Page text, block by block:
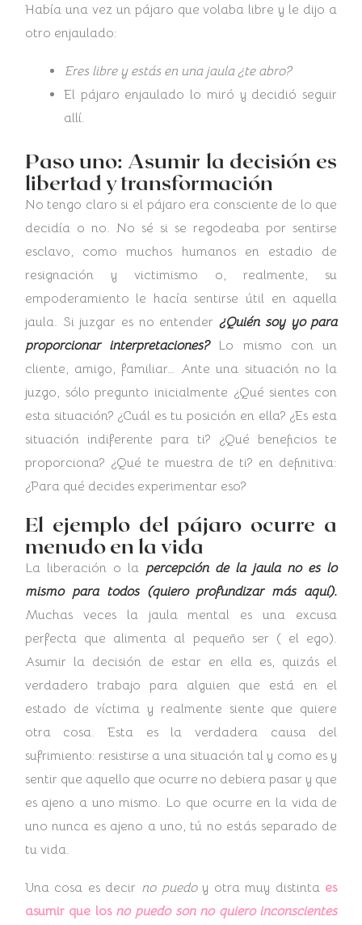
Había una vez un pájaro que volaba libre y le dijo a
otro enjaulado:
Eres libre y estás en una jaula ¿te abro?
El pájaro enjaulado lo miró y decidió seguir
allí.
Paso uno: Asumir la decisión es
libertad y transformación
No tengo claro si el pájaro era consciente de lo que
decidía o no. No sé si se regodeaba por sentirse
esclavo, como muchos humanos en estadio de
resignación y victimismo o, realmente, su
empoderamiento le hacía sentirse útil en aquella
jaula. Si juzgar es no entender¿Quién soy yo para
proporcionar interpretaciones?Lo mismo con un
cliente, amigo, familiar… Ante una situación no la
juzgo, sólo pregunto inicialmente ¿Qué sientes con
esta situación? ¿Cuál es tu posición en ella? ¿Es esta
situación indiferente para ti? ¿Qué beneficios te
proporciona? ¿Qué te muestra de ti? en definitiva:
¿Para qué decides experimentar eso?
El ejemplo del pájaro ocurre a
menudo en la vida
La liberación o la percepción de la jaula no es lo
mismo para todos (quiero profundizar más aquí).
Muchas veces la jaula mental es una excusa
perfecta que alimenta al pequeño ser ( el ego).
Asumir la decisión de estar en ella es, quizás el
verdadero trabajo para alguien que está en el
estado de víctima y realmente siente que quiere
otra cosa. Esta es la verdadera causa del
sufrimiento: resistirse a una situación tal y como es y
sentir que aquello que ocurre no debiera pasar y que
es ajeno a uno mismo. Lo que ocurre en la vida de
uno nunca es ajeno a uno, tú no estás separado de
tu vida.
Una cosa es decir no puedoy otra muy distinta es
asumir que los no puedo son no quiero inconscientes